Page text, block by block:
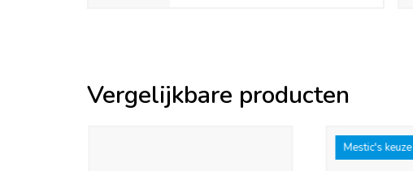
Vergelijkbare producten
Mestic's keuze